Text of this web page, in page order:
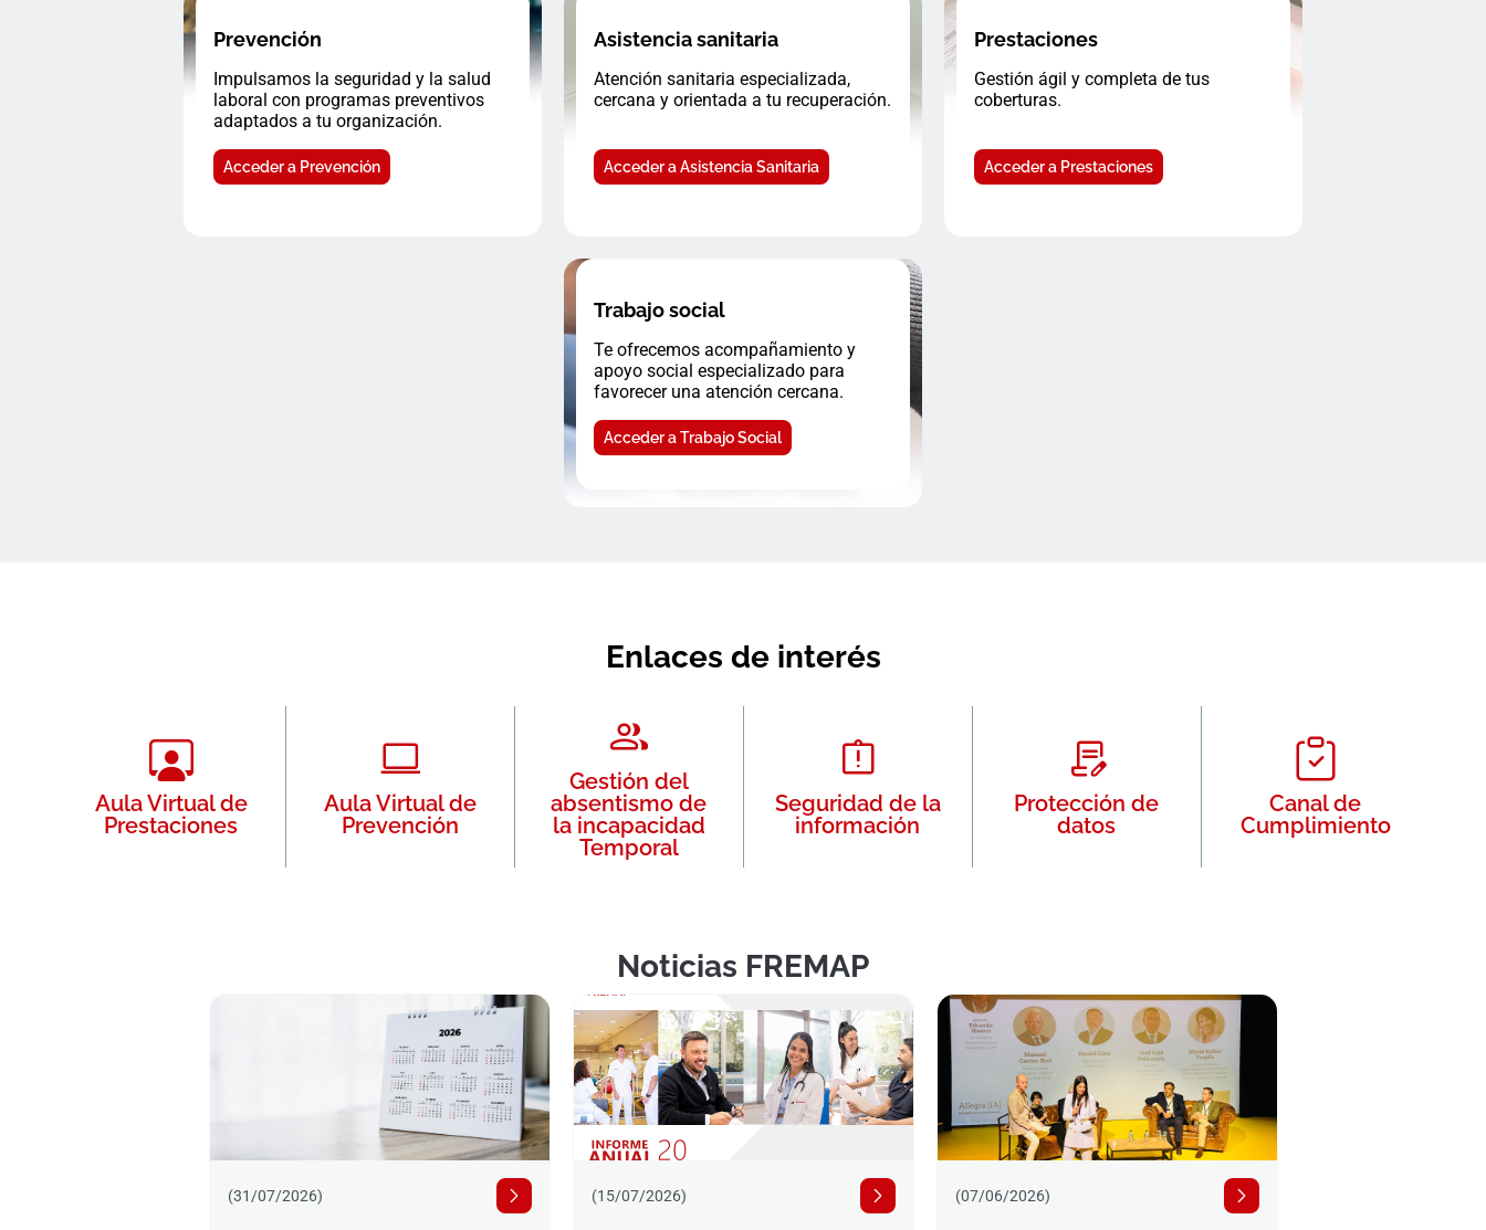
Prevención
Impulsamos la seguridad y la salud
laboral con programas preventivos
adaptados a tu organización.
Acceder a Prevención
Asistencia sanitaria
Atención sanitaria especializada,
cercana y orientada a tu recuperación.
Acceder a Asistencia Sanitaria
Prestaciones
Gestión ágil y completa de tus
coberturas.
Acceder a Prestaciones
Trabajo social
Te ofrecemos acompañamiento y
apoyo social especializado para
favorecer una atención cercana.
Acceder a Trabajo Social
Enlaces de interés
Aula Virtual de
Prestaciones
Aula Virtual de
Prevención
Gestión del
absentismo de
la incapacidad
Temporal
Seguridad de la
información
Protección de
datos
Canal de
Cumplimiento
Noticias FREMAP
(31/07/2026) (15/07/2026) (07/06/2026)